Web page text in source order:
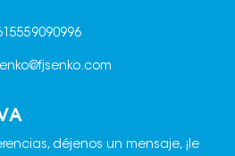
déjenos un mensaje, ¡le